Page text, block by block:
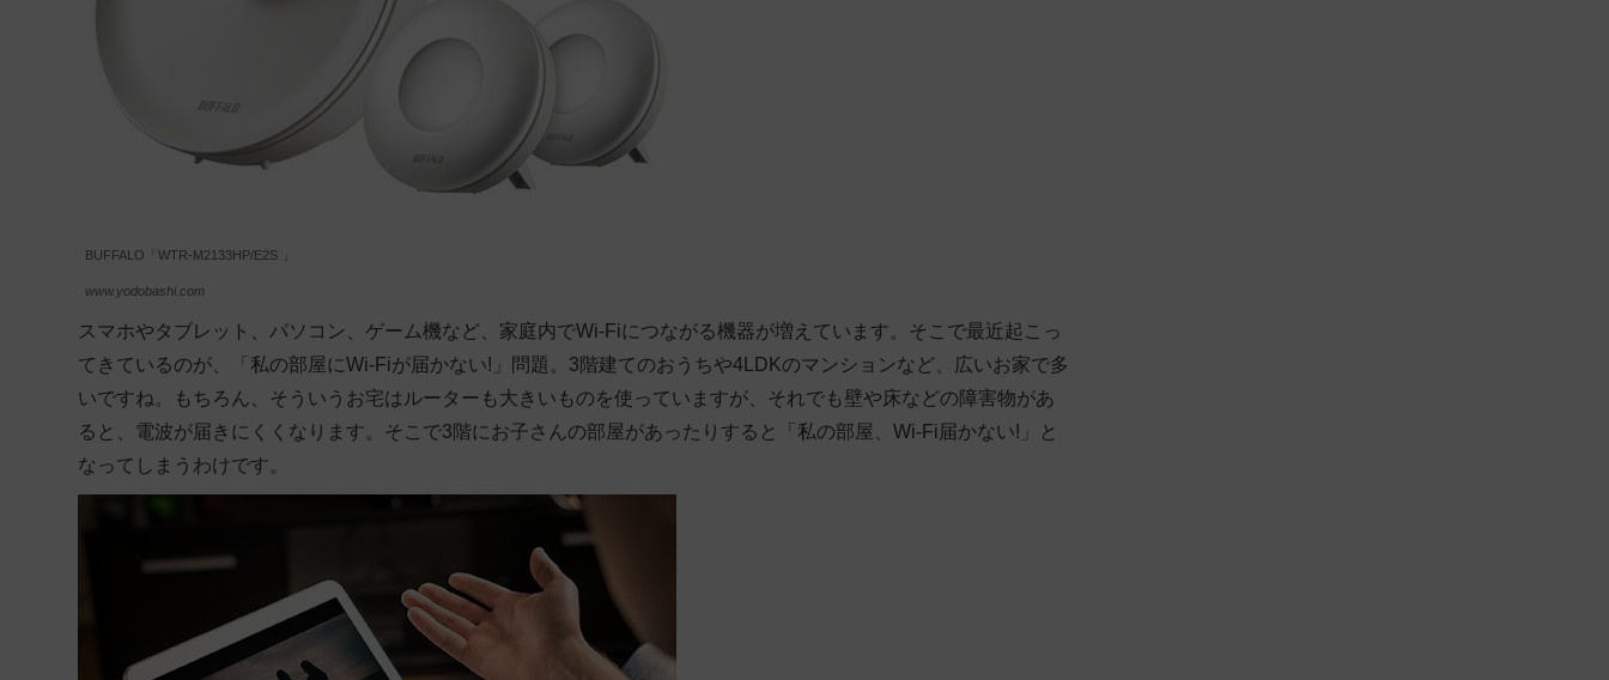
BUFFALO「WTR-M2133HP/E2S 」
www.yodobashi.com
スマホやタブレット、パソコン、ゲーム機など、家庭内でWi-Fiにつながる機器が増えています。そこで最近起こっ
てきているのが、「私の部屋にWi-Fiが届かない!」問題。3階建てのおうちや4LDKのマンションなど、広いお家で多
いですね。もちろん、そういうお宅はルーターも大きいものを使っていますが、それでも壁や床などの障害物があ
ると、電波が届きにくくなります。そこで3階にお子さんの部屋があったりすると「私の部屋、Wi-Fi届かない!」と
なってしまうわけです。